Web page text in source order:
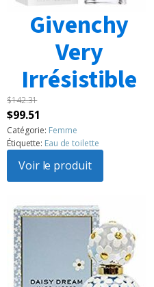
Givenchy
Very
Irrésistible
$142.31
Le
prix
initial
était :
$142.31.
$99.51
prix
actuel
est :
$99.51.
Catégorie: Femme
Étiquette: Eau de toilette
Voir le produit